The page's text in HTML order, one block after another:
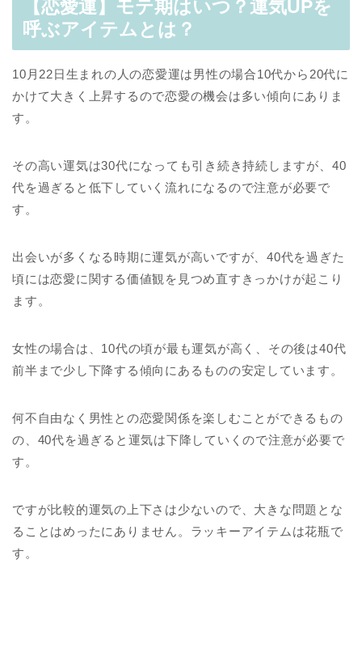
【恋愛運】モテ期はいつ？運気UPを
呼ぶアイテムとは？
10月22日生まれの人の恋愛運は男性の場合10代から20代に
かけて大きく上昇するので恋愛の機会は多い傾向にありま
す。
その高い運気は30代になっても引き続き持続しますが、40
代を過ぎると低下していく流れになるので注意が必要で
す。
出会いが多くなる時期に運気が高いですが、40代を過ぎた
頃には恋愛に関する価値観を見つめ直すきっかけが起こり
ます。
女性の場合は、10代の頃が最も運気が高く、その後は40代
前半まで少し下降する傾向にあるものの安定しています。
何不自由なく男性との恋愛関係を楽しむことができるもの
の、40代を過ぎると運気は下降していくので注意が必要で
す。
ですが比較的運気の上下さは少ないので、大きな問題とな
ることはめったにありません。ラッキーアイテムは花瓶で
す。